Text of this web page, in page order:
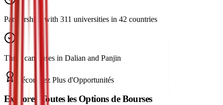
Partnerships with 311 universities in 42 countries
Three campuses in Dalian and Panjin
Découvrez Plus d'Opportunités
Explorez Toutes les Options de Bourses